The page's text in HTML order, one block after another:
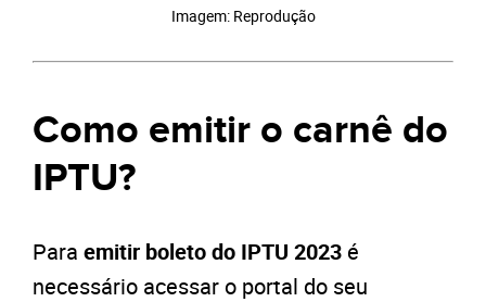
Imagem: Reprodução
Como emitir o carnê do
IPTU?
Para emitir boleto do IPTU 2023 é
necessário acessar o portal do seu